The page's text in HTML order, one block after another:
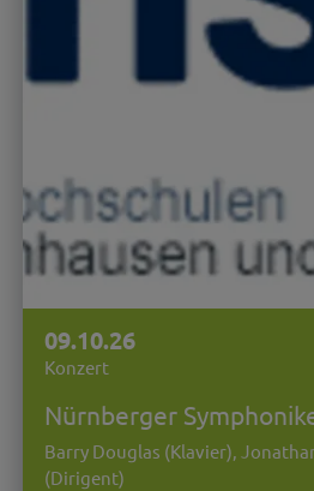
09.10.26
Konzert
Nürnberger
Barry Douglas (Klavier),
(Dirigent)